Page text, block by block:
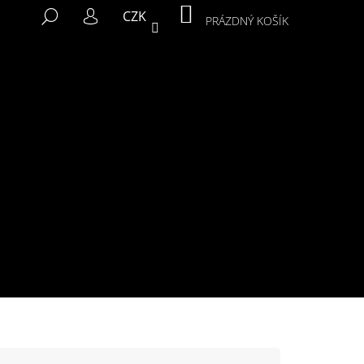
HLEDAT
PŘIHLÁŠENÍ
CZK NÁKUPNÍ
KOŠÍK
PRÁZDNÝ KOŠÍK
Následující
MURALS